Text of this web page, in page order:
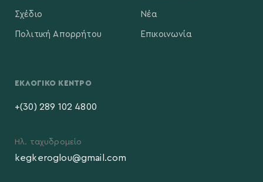
Σχέδιο
Πολιτική Απορρήτου
Νέα
Επικοινωνία
ΕΚΛΟΓΙΚΌ ΚΈΝΤΡΟ
+(30) 289 102 4800
Ηλ. ταχυδρομείο
kegkeroglou@gmail.com